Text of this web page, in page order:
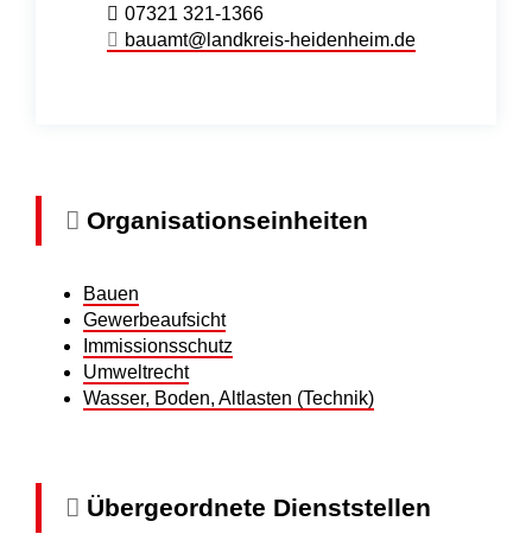
07321 321-1366
bauamt@landkreis-heidenheim.de
Organisationseinheiten
Bauen
Gewerbeaufsicht
Immissionsschutz
Umweltrecht
Wasser, Boden, Altlasten (Technik)
Übergeordnete Dienststellen